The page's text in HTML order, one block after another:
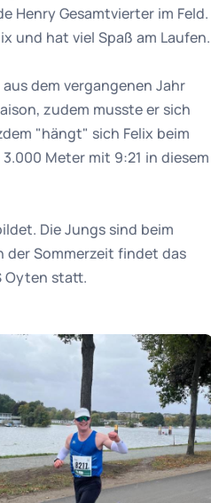
Henry Gesamtvierter im Feld.
und hat viel Spaß am Laufen.
dem vergangenen Jahr
zudem musste er sich
"hängt" sich Felix beim
Meter mit 9:21 in diesem
Die Jungs sind beim
der Sommerzeit findet das
Oyten statt.